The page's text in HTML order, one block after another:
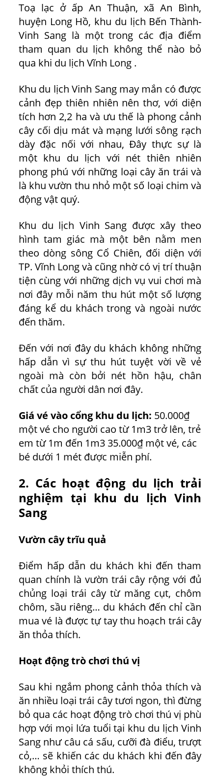
Toạ lạc ở ấp An Thuận, xã An Bình,
huyện Long Hồ, khu du lịch Bến Thành-
Vinh Sang là một trong các địa điểm
tham quan du lịch không thể nào bỏ
qua khi du lịch Vĩnh Long .
Khu du lịch Vinh Sang may mắn có được
cảnh đẹp thiên nhiên nên thơ, với diện
tích hơn 2,2 ha và ưu thế là phong cảnh
cây cối dịu mát và mạng lưới sông rạch
dày đặc nối với nhau, Đây thực sự là
một khu du lịch với nét thiên nhiên
phong phú với những loại cây ăn trái và
là khu vườn thu nhỏ một số loại chim và
động vật quý.
Khu du lịch Vinh Sang được xây theo
hình tam giác mà một bên nằm men
theo dòng sông Cổ Chiên, đối diện với
TP. Vĩnh Long và cũng nhờ có vị trí thuận
tiện cùng với những dịch vụ vui chơi mà
nơi đây mỗi năm thu hút một số lượng
đáng kể du khách trong và ngoài nước
đến thăm.
Đến với nơi đây du khách không những
hấp dẫn vì sự thu hút tuyệt vời về vẻ
ngoài mà còn bởi nét hồn hậu, chân
chất của người dân nơi đây.
Giá vé vào cổng khu du lịch: 50.000₫
một vé cho người cao từ 1m3 trở lên, trẻ
em từ 1m đến 1m3 35.000₫ một vé, các
bé dưới 1 mét được miễn phí.
2. Các hoạt động du lịch trải
nghiệm tại khu du lịch Vinh
Sang
Vườn cây trĩu quả
Điểm hấp dẫn du khách khi đến tham
quan chính là vườn trái cây rộng với đủ
chủng loại trái cây từ măng cụt, chôm
chôm, sầu riêng… du khách đến chỉ cần
mua vé là được tự tay thu hoạch trái cây
ăn thỏa thích.
Hoạt động trò chơi thú vị
Sau khi ngắm phong cảnh thỏa thích và
ăn nhiều loại trái cây tươi ngon, thì đừng
bỏ qua các hoạt động trò chơi thú vị phù
hợp với mọi lứa tuổi tại khu du lịch Vinh
Sang như câu cá sấu, cưỡi đà điểu, trượt
cỏ,… sẽ khiến các du khách khi đến đây
không khỏi thích thú.